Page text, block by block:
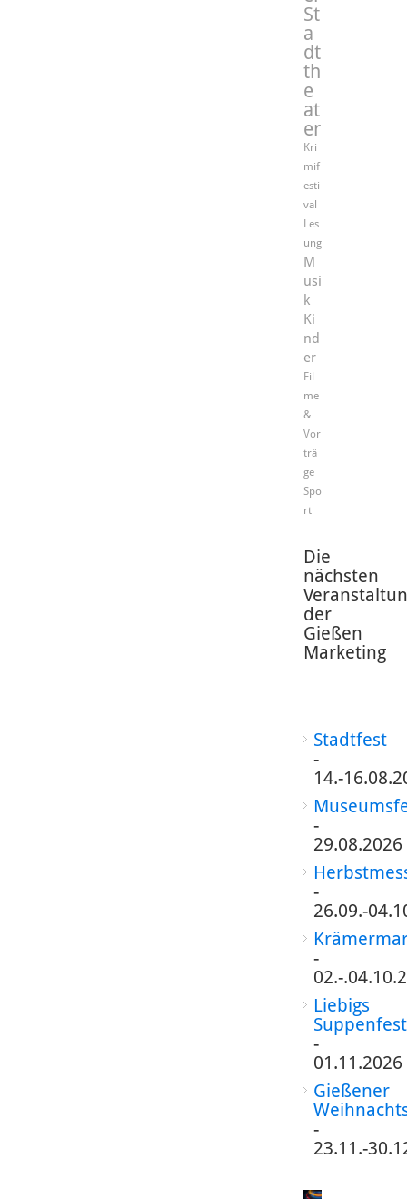
St
a
dt
th
e
at
er
Kri
mif
esti
val
Les
ung
M
usi
k
Ki
nd
er
Fil
me
&
Vor
trä
ge
Spo
rt
Die
nächsten
der
Gießen
Marketing
Stadtfest
-
14.-
-
29.08.2026
-
26.09.-
-
02.-
Liebigs
Suppenfest
-
01.11.2026
Gießener
-
23.11.-